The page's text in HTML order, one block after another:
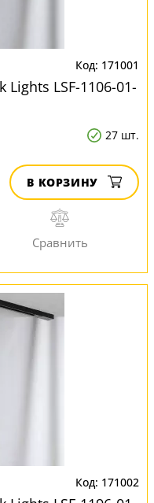
171001
Lights LSF-1106-01-
27 шт.
В КОРЗИНУ
171002